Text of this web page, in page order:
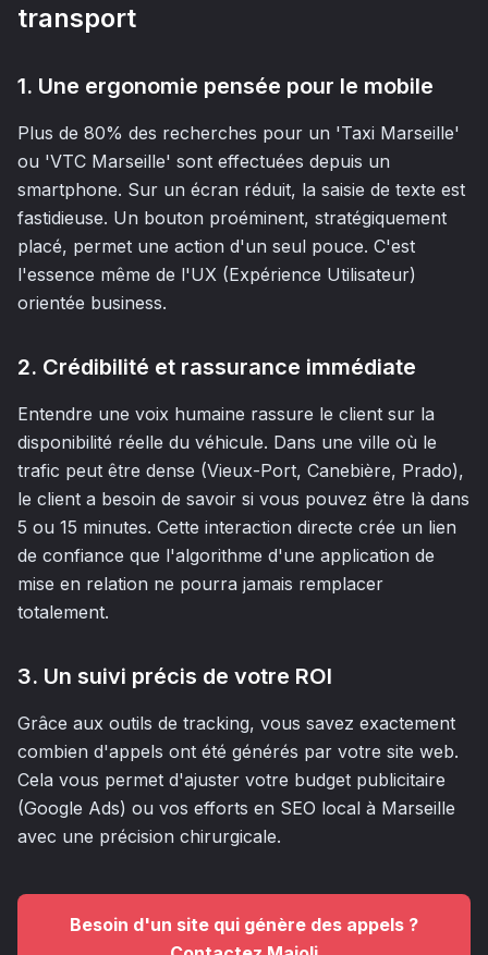
transport
1. Une ergonomie pensée pour le mobile
Plus de 80% des recherches pour un 'Taxi Marseille'
ou 'VTC Marseille' sont effectuées depuis un
smartphone. Sur un écran réduit, la saisie de texte est
fastidieuse. Un bouton proéminent, stratégiquement
placé, permet une action d'un seul pouce. C'est
l'essence même de l'UX (Expérience Utilisateur)
orientée business.
2. Crédibilité et rassurance immédiate
Entendre une voix humaine rassure le client sur la
disponibilité réelle du véhicule. Dans une ville où le
trafic peut être dense (Vieux-Port, Canebière, Prado),
le client a besoin de savoir si vous pouvez être là dans
5 ou 15 minutes. Cette interaction directe crée un lien
de confiance que l'algorithme d'une application de
mise en relation ne pourra jamais remplacer
totalement.
3. Un suivi précis de votre ROI
Grâce aux outils de tracking, vous savez exactement
combien d'appels ont été générés par votre site web.
Cela vous permet d'ajuster votre budget publicitaire
(Google Ads) ou vos efforts en SEO local à Marseille
avec une précision chirurgicale.
Besoin d'un site qui génère des appels ?